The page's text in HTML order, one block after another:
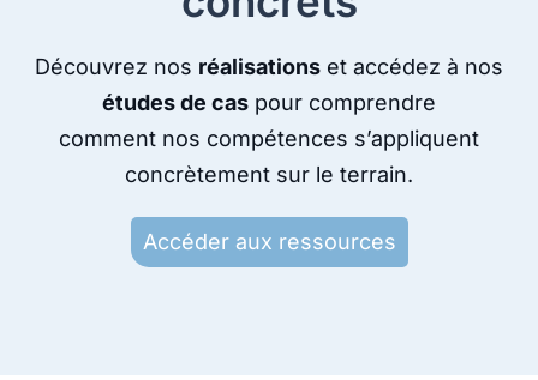
Découvrez nos réalisations et accédez à nos
études de cas pour comprendre
comment nos compétences s’appliquent
concrètement sur le terrain.
Accéder aux ressources